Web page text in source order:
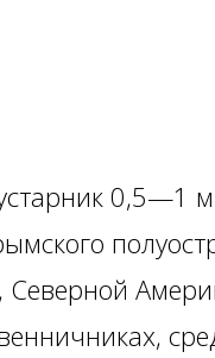
0,5—1